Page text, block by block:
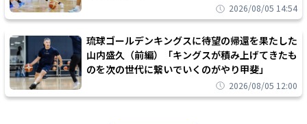
2026/08/05 14:54
琉球ゴールデンキングスに待望の帰還を果たした
山内盛久（前編）「キングスが積み上げてきたも
のを次の世代に繋いでいくのがやり甲斐」
2026/08/05 12:00